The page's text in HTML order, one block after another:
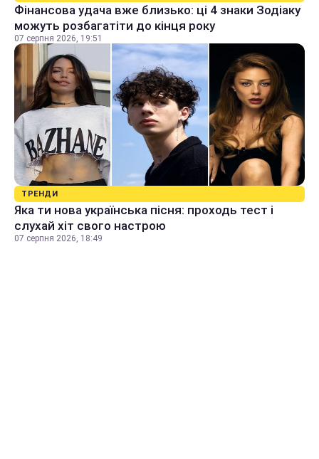
Фінансова удача вже близько: ці 4 знаки Зодіаку
можуть розбагатіти до кінця року
07 серпня 2026, 19:51
ТРЕНДИ
Яка ти нова українська пісня: проходь тест і
слухай хіт свого настрою
07 серпня 2026, 18:49